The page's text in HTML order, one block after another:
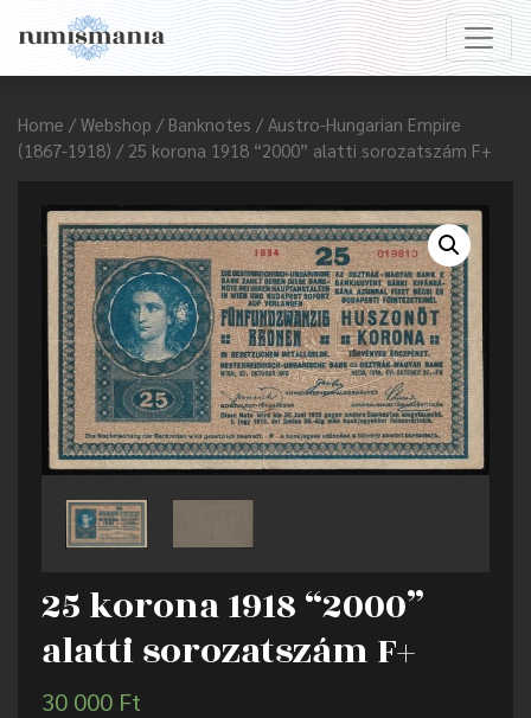
Home / Webshop / Banknotes / Austro-Hungarian Empire
(1867-1918) / 25 korona 1918 “2000” alatti sorozatszám F+
25 korona 1918 “2000”
alatti sorozatszám F+
30 000 Ft